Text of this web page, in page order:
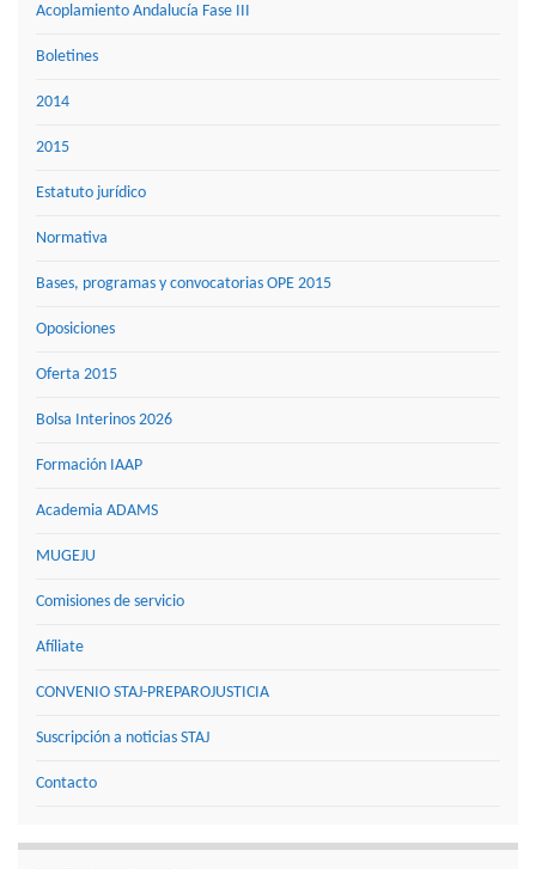
Acoplamiento Andalucía Fase III
Boletines
2014
2015
Estatuto jurídico
Normativa
Bases, programas y convocatorias OPE 2015
Oposiciones
Oferta 2015
Bolsa Interinos 2026
Formación IAAP
Academia ADAMS
MUGEJU
Comisiones de servicio
Afíliate
CONVENIO STAJ-PREPAROJUSTICIA
Suscripción a noticias STAJ
Contacto